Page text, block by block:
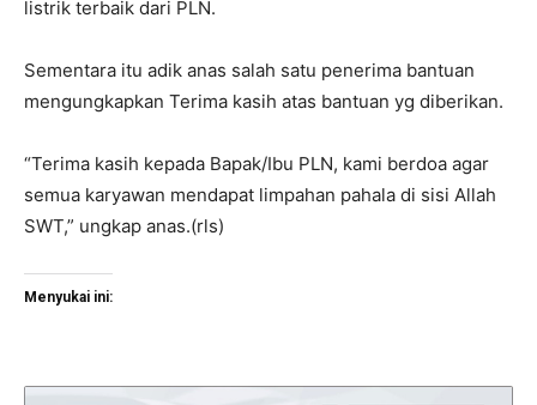
listrik terbaik dari PLN.
Sementara itu adik anas salah satu penerima bantuan
mengungkapkan Terima kasih atas bantuan yg diberikan.
“Terima kasih kepada Bapak/Ibu PLN, kami berdoa agar
semua karyawan mendapat limpahan pahala di sisi Allah
SWT,” ungkap anas.(rls)
Menyukai ini: